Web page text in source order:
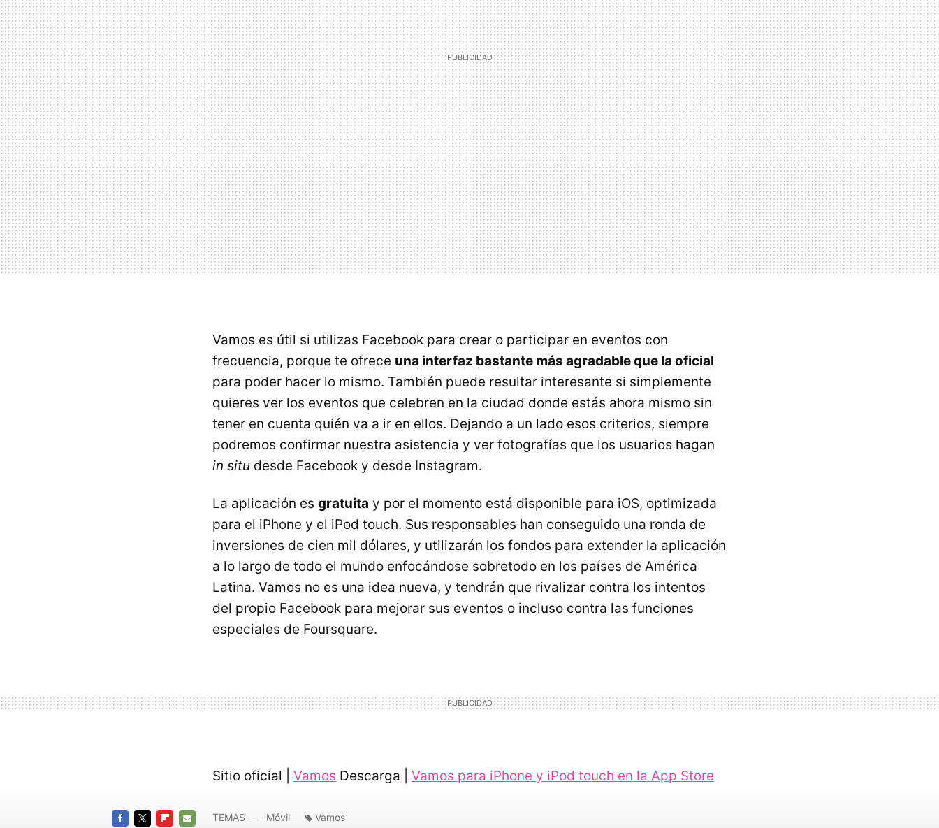
Vamos es útil si utilizas Facebook para crear o participar en eventos con
frecuencia, porque te ofrece una interfaz bastante más agradable que la oficial
para poder hacer lo mismo. También puede resultar interesante si simplemente
quieres ver los eventos que celebren en la ciudad donde estás ahora mismo sin
tener en cuenta quién va a ir en ellos. Dejando a un lado esos criterios, siempre
podremos confirmar nuestra asistencia y ver fotografías que los usuarios hagan
in situ desde Facebook y desde Instagram.
La aplicación es gratuita y por el momento está disponible para iOS, optimizada
para el iPhone y el iPod touch. Sus responsables han conseguido una ronda de
inversiones de cien mil dólares, y utilizarán los fondos para extender la aplicación
a lo largo de todo el mundo enfocándose sobretodo en los países de América
Latina. Vamos no es una idea nueva, y tendrán que rivalizar contra los intentos
del propio Facebook para mejorar sus eventos o incluso contra las funciones
especiales de Foursquare.
Sitio oficial | Vamos Descarga | Vamos para iPhone y iPod touch en la App Store
TEMAS Móvil Vamos